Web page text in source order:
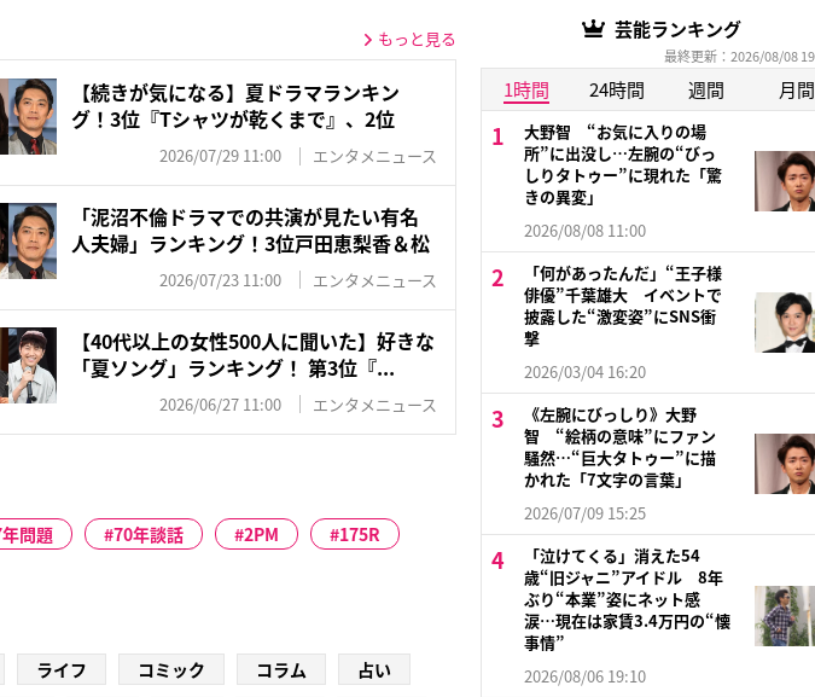
もっと見る
【続きが気になる】夏ドラマランキン
グ！3位『Tシャツが乾くまで』、2位
2026/07/29 11:00 エンタメニュース
「泥沼不倫ドラマでの共演が見たい有名
人夫婦」ランキング！3位戸田恵梨香＆松
2026/07/23 11:00 エンタメニュース
【40代以上の女性500人に聞いた】好きな
「夏ソング」ランキング！ 第3位『...
2026/06/27 11:00 エンタメニュース
問題 70年談話 2PM
175R
ライフ コミック コラム
占い
芸能ランキング
最終更新：2026/08/08
1時間 24時間 週間 月間
大野智 “お気に入りの場
所”に出没し…左腕の“びっ
しりタトゥー”に現れた「驚
きの異変」
2026/08/08 11:00
「何があったんだ」“王子様
俳優”千葉雄大 イベントで
披露した“激変姿”にSNS衝
撃
2026/03/04 16:20
《左腕にびっしり》大野
智 “絵柄の意味”にファン
騒然…“巨大タトゥー”に描
かれた「7文字の言葉」
2026/07/09 15:25
「泣けてくる」消えた54
歳“旧ジャニ”アイドル 8年
ぶり“本業”姿にネット感
涙…現在は家賃3.4万円の“懐
事情”
2026/08/06 19:10